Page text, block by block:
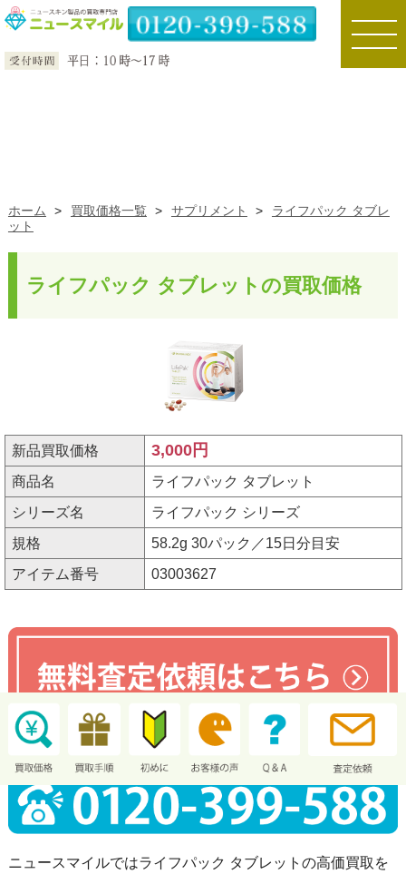
toggle
ホーム > 買取価格一覧 > サプリメント >
ライフパック タブレ
ット
ライフパック タブレットの買取価格
新品買取価格 3,000円
商品名
ライフパック タブレット
シリーズ名
ライフパック シリーズ
規格
58.2g 30パック／15日分目安
アイテム番号
03003627
ニュースマイルではライフパック タブレットの高価買取を